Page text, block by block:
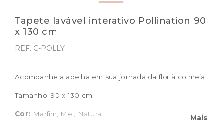
Tapete lavável interativo Pollination 90
x 130 cm
REF. C-POLLY
Acompanhe a abelha em sua jornada da flor à colmeia!
Tamanho: 90 x 130 cm
Cor: Marfim, Mel, Natural
Mais